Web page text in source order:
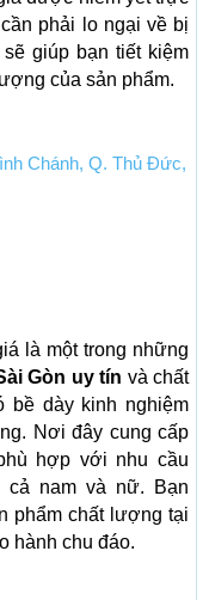
phải lo ngại về bị
giúp bạn tiết kiệm
của sản phẩm.
Chánh, Q. Thủ Đức,
là một trong những
Gòn uy tín và chất
bề dày kinh nghiệm
Nơi đây cung cấp
hợp với nhu cầu
cả nam và nữ. Bạn
phẩm chất lượng tại
hành chu đáo.